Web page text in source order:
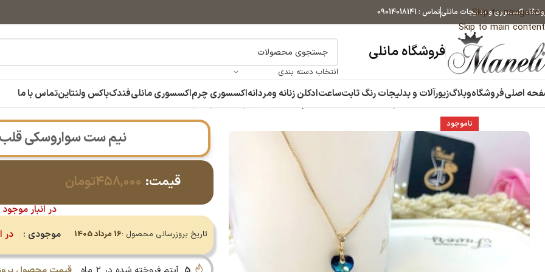
Skip to navigation
Skip to main content
اکسسوری و بدلیجات مانلیتماس : 09014018141
فروشگاه مانلی
انتخاب دسته بندی
اصلیفروشگاهوبلاگزیورآلات و بدلیجات رنگ ثابتساعتادکلن زنانه ومردانهاکسسوری چرماکسسوری مانلیفندکباکس ولنتاینتماس با ما
زیورآلات و بدلیجات رنگ ثابت نیم ست زنانه و دخترانه نیم ست سواروسکی قلب آبی ژوپینگ 1401009
ناموجود
نیم ست سواروسکی قلب آبی
قیمت: ۴۵۸,۰۰۰تومان
در انبار
16 مرداد 1405تاریخ بروزرسانی محصول : موجودی : در